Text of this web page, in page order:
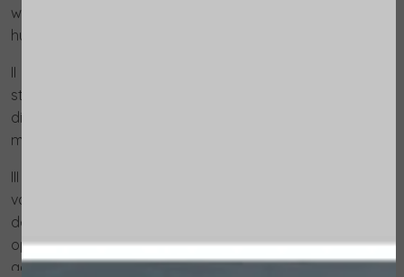
water, om de bovenste huidlagen te verwijderen en de
huid voor te bereiden op volgende behandelingen.
II - MICROCURRENTS - Regeneratieve anti-aging
stimulatie van de diepere huidlagen, met water, die
dienen als een krachtige stimulatie voor het cellulaire
metabolisme en de huidcirculatie.
III - ULTRASOUNDS & MICROCURRENTS - Optimalisatie
van product opname en regeneratieve massage, die
de hydratatie van de huid aanzienlijk verbetert en de
opname van de actieve ingrediënten van alle
aangebrachte huidverzorging vergemakkelijkt